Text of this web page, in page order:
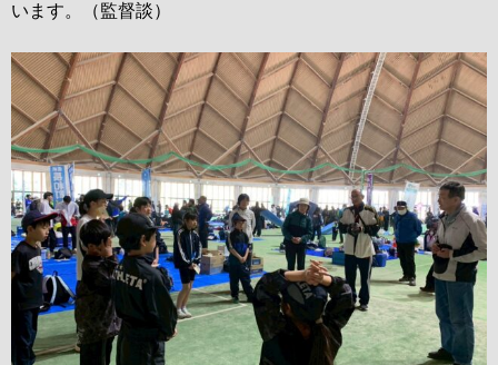
います。（監督談）